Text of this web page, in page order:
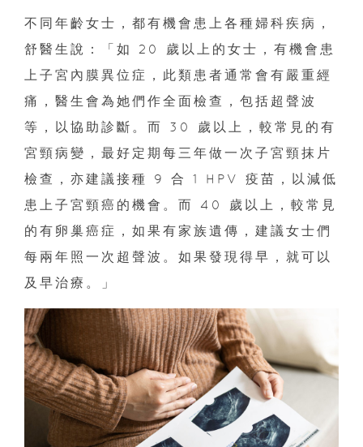
不同年齡女士，都有機會患上各種婦科疾病，
舒醫生說：「如 20 歲以上的女士，有機會患
上子宮內膜異位症，此類患者通常會有嚴重經
痛，醫生會為她們作全面檢查，包括超聲波
等，以協助診斷。而 30 歲以上，較常見的有
宮頸病變，最好定期每三年做一次子宮頸抹片
檢查，亦建議接種 9 合 1 HPV 疫苗，以減低
患上子宮頸癌的機會。而 40 歲以上，較常見
的有卵巢癌症，如果有家族遺傳，建議女士們
每兩年照一次超聲波。如果發現得早，就可以
及早治療。」